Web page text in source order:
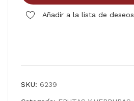
Añadir a la lista de deseos
SKU: 6239